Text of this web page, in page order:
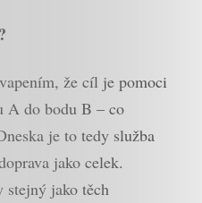
že cíl je pomoci
A do bodu B – co
je to tedy služba
jako celek.
stejný jako těch